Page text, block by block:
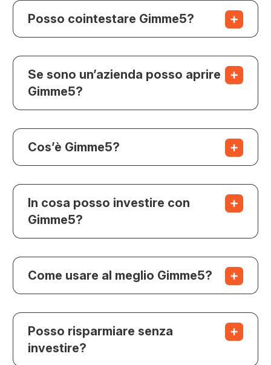
Posso cointestare Gimme5?
Se sono un’azienda posso aprire
Gimme5?
Cos’è Gimme5?
In cosa posso investire con
Gimme5?
Come usare al meglio Gimme5?
Posso risparmiare senza
investire?